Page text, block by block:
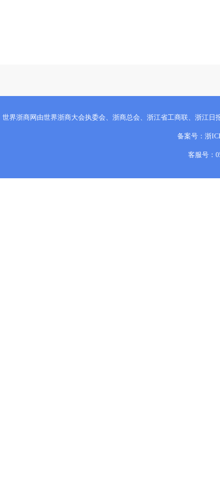
世界浙商网由世界浙商大会执委会、浙商总会、浙江省工商联、浙江
备案号： 浙
客服号：